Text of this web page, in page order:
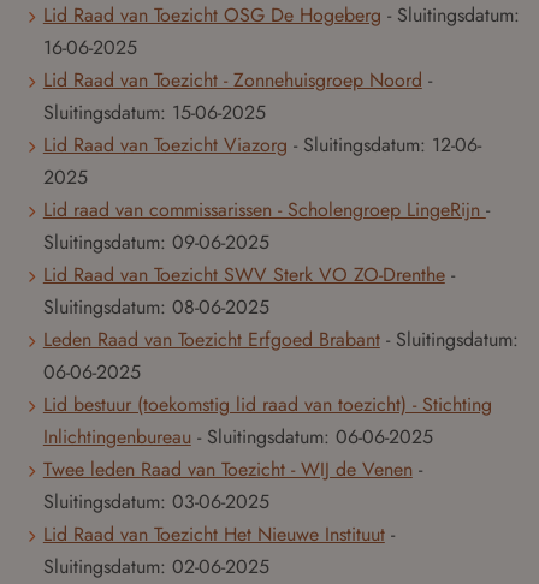
Lid Raad van Toezicht OSG De Hogeberg - Sluitingsdatum:
16-06-2025
Lid Raad van Toezicht - Zonnehuisgroep Noord -
Sluitingsdatum: 15-06-2025
Lid Raad van Toezicht Viazorg - Sluitingsdatum: 12-06-
2025
Lid raad van commissarissen - Scholengroep LingeRijn -
Sluitingsdatum: 09-06-2025
Lid Raad van Toezicht SWV Sterk VO ZO-Drenthe -
Sluitingsdatum: 08-06-2025
Leden Raad van Toezicht Erfgoed Brabant - Sluitingsdatum:
06-06-2025
Lid bestuur (toekomstig lid raad van toezicht) - Stichting
Inlichtingenbureau - Sluitingsdatum: 06-06-2025
Twee leden Raad van Toezicht - WIJ de Venen -
Sluitingsdatum: 03-06-2025
Lid Raad van Toezicht Het Nieuwe Instituut -
Sluitingsdatum: 02-06-2025